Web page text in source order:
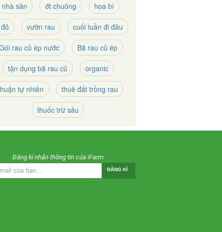
nhà sàn ớt chuông hoa bí
vườn rau cuối tuần đi đâu
rau củ ép nước Bã rau củ ép
tận dụng bã rau củ organic
tự nhiên thuê đất trồng rau
thuốc trừ sâu
Đăng kí nhận thông tin của iFarm
ĐĂNG KÍ